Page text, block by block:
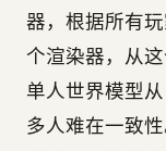
器，根据所有
个渲染器，从
单人世界模型从
多人难在一致